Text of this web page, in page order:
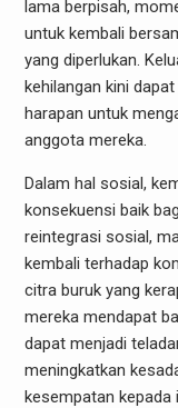
lama berpisah,
untuk kembali
yang diperlukan.
kehilangan kini
harapan untuk
anggota mereka.
Dalam hal sosial,
konsekuensi baik
reintegrasi sosial,
kembali terhadap
citra buruk yang
mereka mendapat
dapat menjadi
meningkatkan
kesempatan kepada